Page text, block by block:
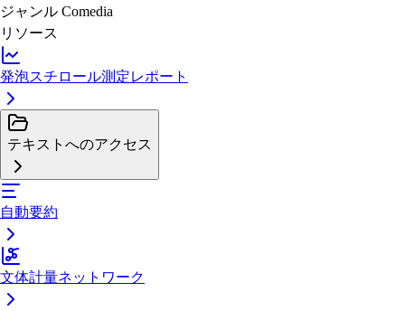
ジャンル Comedia
リソース
発泡スチロール測定レポート
テキストへのアクセス
自動要約
文体計量ネットワーク